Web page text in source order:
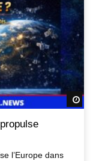
l’Europe dans